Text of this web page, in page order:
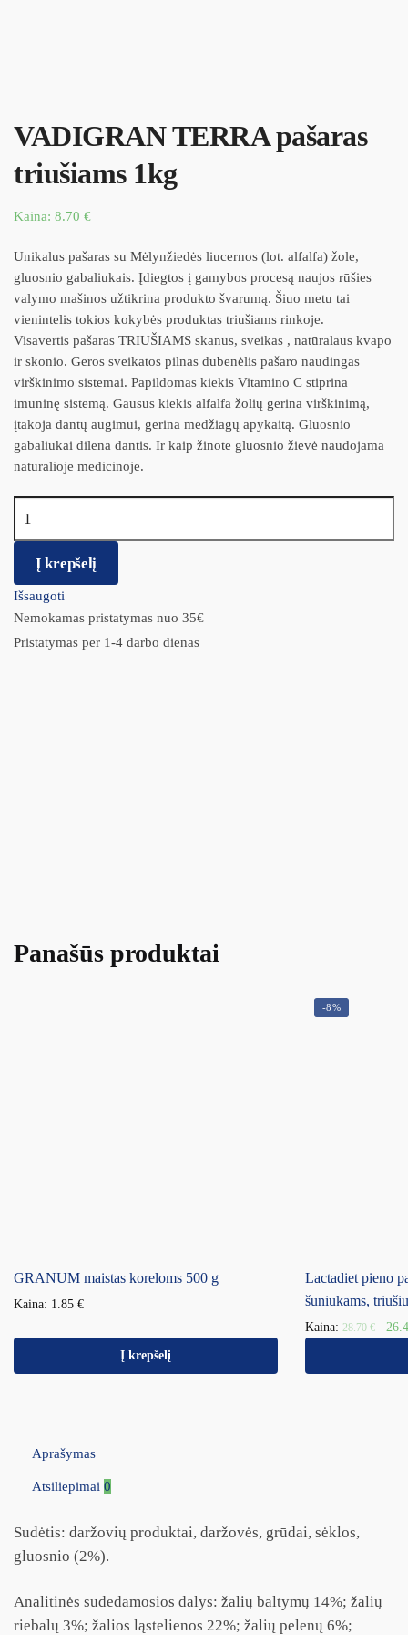
VADIGRAN TERRA pašaras
triušiams 1kg
Kaina: 8.70 €
Unikalus pašaras su Mėlynžiedės liucernos (lot. alfalfa) žole,
gluosnio gabaliukais. Įdiegtos į gamybos procesą naujos rūšies
valymo mašinos užtikrina produkto švarumą. Šiuo metu tai
vienintelis tokios kokybės produktas triušiams rinkoje.
Visavertis pašaras TRIUŠIAMS skanus, sveikas , natūralaus kvapo
ir skonio. Geros sveikatos pilnas dubenėlis pašaro naudingas
virškinimo sistemai. Papildomas kiekis Vitamino C stiprina
imuninę sistemą. Gausus kiekis alfalfa žolių gerina virškinimą,
įtakoja dantų augimui, gerina medžiagų apykaitą. Gluosnio
gabaliukai dilena dantis. Ir kaip žinote gluosnio žievė naudojama
natūralioje medicinoje.
Į krepšelį
Išsaugoti
Nemokamas pristatymas nuo 35€
Pristatymas per 1-4 darbo dienas
Panašūs produktai
GRANUM maistas koreloms 500 g
Kaina: 1.85 €
Į krepšelį
-8%
Lactadiet pieno
šuniukams,
Kaina: 28.70€
Aprašymas
Atsiliepimai 0
Sudėtis: daržovių produktai, daržovės, grūdai, sėklos,
gluosnio (2%).
Analitinės sudedamosios dalys: žalių baltymų 14%; žalių
riebalų 3%; žalios ląstelienos 22%; žalių pelenų 6%;